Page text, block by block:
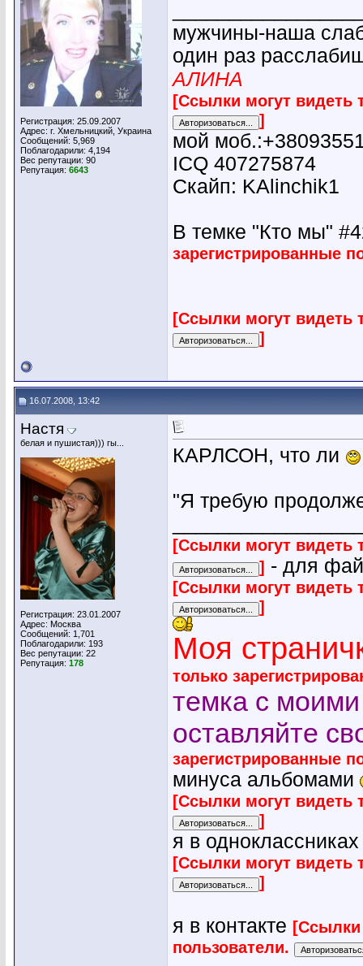
Регистрация: 25.09.2007
Адрес: г. Хмельницкий, Украина
Сообщений: 5,969
Поблагодарили: 4,194
Вес репутации: 90
Репутация: 6643
мужчины-наша
один раз
АЛИНА
[Ссылки могут видеть
]
мой
ICQ 407275874
Скайп: KAlinchik1
В темке "Кто мы"
зарегистрированные
[Ссылки могут видеть
]
16.07.2008, 13:42
Настя
белая и пушистая))) гы...
Регистрация: 23.01.2007
Адрес: Москва
Сообщений: 1,701
Поблагодарили: 193
Вес репутации: 22
Репутация: 178
КАРЛСОН, что ли
"Я требую
[Ссылки могут видеть
] - для
[Ссылки могут видеть
]
Моя
только
темка с
оставляйте
зарегистрированные
минуса альбомами
[Ссылки могут видеть
]
я в одноклассниках
[Ссылки могут видеть
]
я в контакте [Ссылки
пользователи.